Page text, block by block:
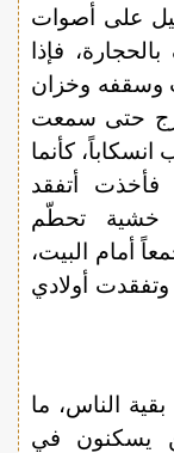
على أصوات
فإذا
وسقفه وخزان
حتى سمعت
كأنما
فأخذت أتفقد
خشية تحطّم
أمام البيت،
أولادي
الناس، ما
يسكنون في